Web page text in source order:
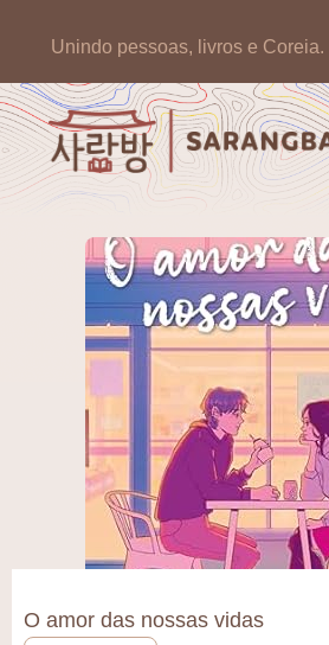
Unindo pessoas, livros e Coreia.
O amor das nossas vidas